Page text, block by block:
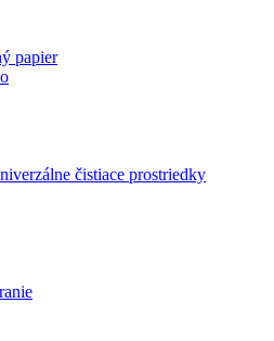
papier
čistiace prostriedky